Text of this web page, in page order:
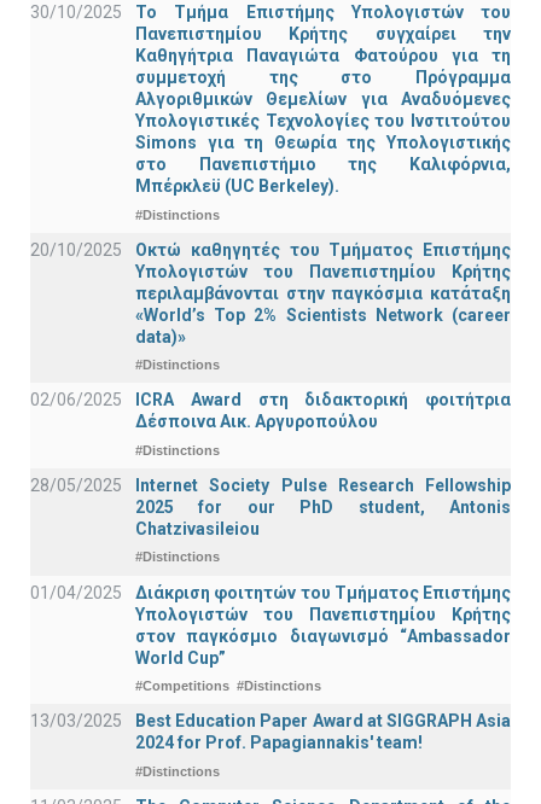
30/10/2025
Το Τμήμα Επιστήμης Υπολογιστών του
Πανεπιστημίου Κρήτης συγχαίρει την
Καθηγήτρια Παναγιώτα Φατούρου για τη
συμμετοχή της στο Πρόγραμμα
Αλγοριθμικών Θεμελίων για Αναδυόμενες
Υπολογιστικές Τεχνολογίες του Ινστιτούτου
Simons για τη Θεωρία της Υπολογιστικής
στο Πανεπιστήμιο της Καλιφόρνια,
Μπέρκλεϋ (UC Berkeley).
#Distinctions
20/10/2025
Οκτώ καθηγητές του Τμήματος Επιστήμης
Υπολογιστών του Πανεπιστημίου Κρήτης
περιλαμβάνονται στην παγκόσμια κατάταξη
«World’s Top 2% Scientists Network (career
data)»
#Distinctions
02/06/2025
ICRA Award στη διδακτορική φοιτήτρια
Δέσποινα Αικ. Αργυροπούλου
#Distinctions
28/05/2025
Internet Society Pulse Research Fellowship
2025 for our PhD student, Antonis
Chatzivasileiou
#Distinctions
01/04/2025
Διάκριση φοιτητών του Τμήματος Επιστήμης
Υπολογιστών του Πανεπιστημίου Κρήτης
στον παγκόσμιο διαγωνισμό “Ambassador
World Cup”
#Competitions #Distinctions
13/03/2025
Best Education Paper Award at SIGGRAPH Asia
2024 for Prof. Papagiannakis' team!
#Distinctions